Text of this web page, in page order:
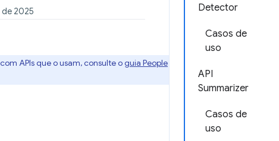
Detector
Casos de
uso
API
Summarizer
Casos de
uso
2025
APIs que o usam, consulte oguia People